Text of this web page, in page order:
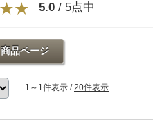
5.0 / 5点中
商品ページ
1～1件表示 /20件表示